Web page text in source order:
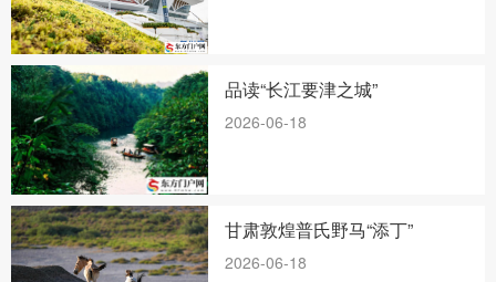
品读“长江要津之城”
2026-06-18
甘肃敦煌普氏野马“添丁”
2026-06-18